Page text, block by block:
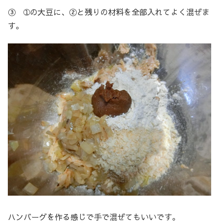
③ ➀の大豆に、②と残りの材料を全部入れてよく混ぜま
す。
ハンバーグを作る感じで手で混ぜてもいいです。